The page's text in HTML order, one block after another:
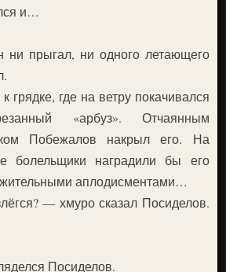
и…
ни прыгал, ни одного летающего
грядке, где на ветру покачивался
«арбуз». Отчаянным
Побежалов накрыл его. На
болельщики наградили бы его
аплодисментами…
— хмуро сказал Посиделов.
Посиделов.